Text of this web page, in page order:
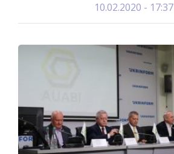
10.02.2020 - 17:37